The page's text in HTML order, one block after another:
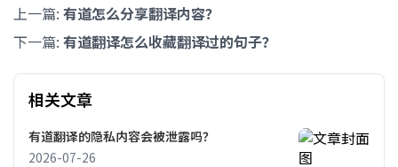
上一篇: 有道怎么分享翻译内容？
下一篇: 有道翻译怎么收藏翻译过的句子？
相关文章
有道翻译的隐私内容会被泄露吗？
2026-07-26